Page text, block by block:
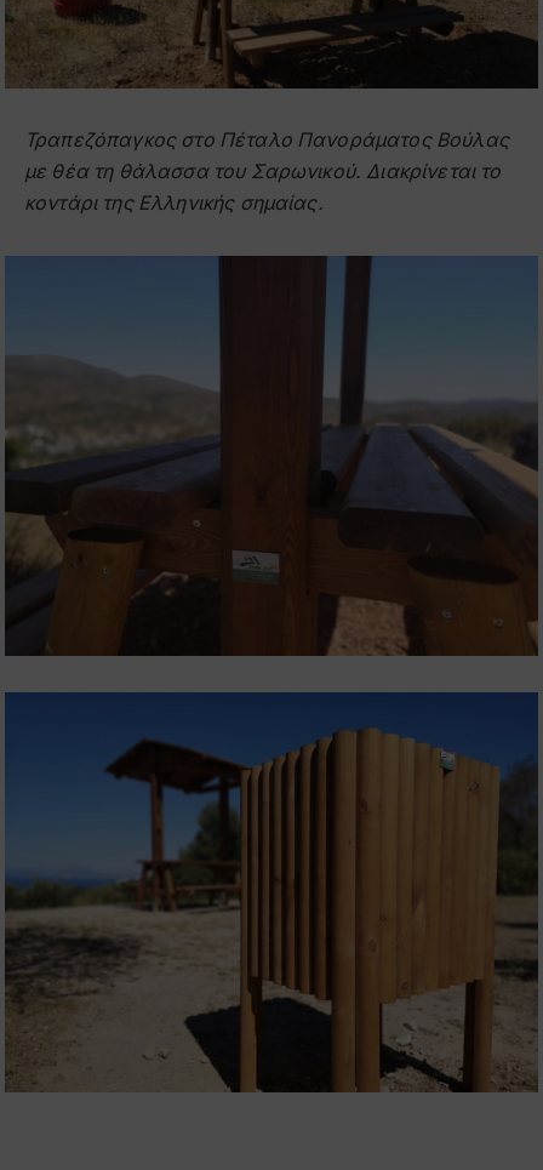
Τραπεζόπαγκος στο Πέταλο Πανοράματος Βούλας
με θέα τη θάλασσα του Σαρωνικού. Διακρίνεται το
κοντάρι της Ελληνικής σημαίας.